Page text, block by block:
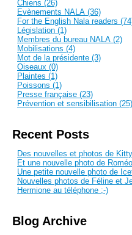
Chiens (26)
Evènements NALA (36)
For the English Nala readers
Législation (1)
Membres du bureau NALA (2)
Mobilisations (4)
Mot de la présidente (3)
Oiseaux (0)
Plaintes (1)
Poissons (1)
Presse française (23)
Prévention et sensibilisation (25)
Recent Posts
Des nouvelles et photos de
Et une nouvelle photo de
Une petite nouvelle photo de
Nouvelles photos de Féline et
Hermione au téléphone ;-)
Blog Archive